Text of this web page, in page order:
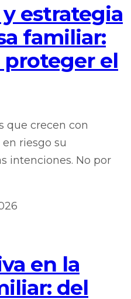
estrategia
familiar:
proteger el
que crecen con
riesgo su
intenciones. No por
en la
del